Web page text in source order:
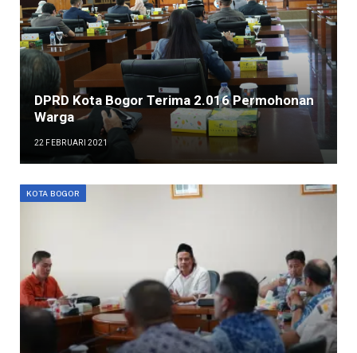
DPRD Kota Bogor Terima 2.016 Permohonan
Warga
22 FEBRUARI 2021
KOTA BOGOR